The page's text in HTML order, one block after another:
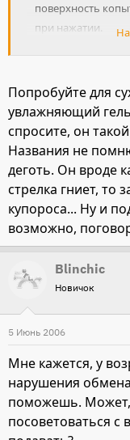
поверхность
при нажатии.
Было ли у кого-
мягкий слой, или
предпринять для
Попробуйте для
увлажняющий
спросите, он
Названия не
деготь. Он вроде
стрелка гниет, то
купороса... Ну и
возможно,
Blinchic
Новичок
5 Июнь 2006
Мне кажется, у
нарушения
поможешь.
посоветоваться с